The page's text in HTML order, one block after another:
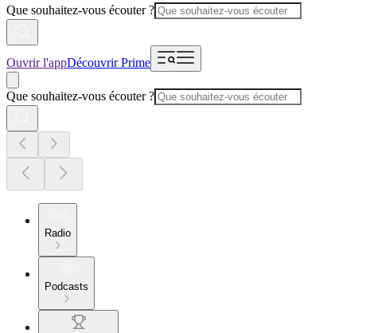
Que souhaitez-vous écouter ?
Ouvrir l'appDécouvrir Prime
Que souhaitez-vous écouter ?
Radio
Podcasts